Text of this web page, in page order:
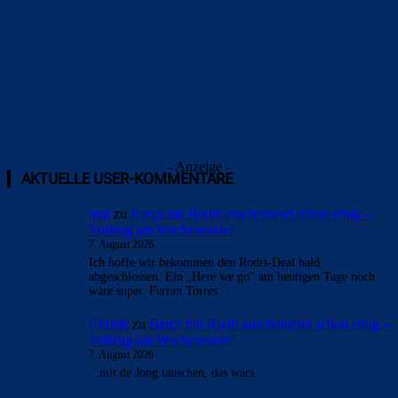
- Anzeige -
AKTUELLE USER-KOMMENTARE
mnl zu Barça mit Rodri anscheinend schon einig –
Vollzug am Wochenende?
7. August 2026
Ich hoffe wir bekommen den Rodri-Deal bald
abgeschlossen. Ein „Here we go“ am heutigen Tage noch
wäre super. Ferran Torres…
ChrisR zu Barça mit Rodri anscheinend schon einig –
Vollzug am Wochenende?
7. August 2026
...mit de Jong tauschen, das wärs